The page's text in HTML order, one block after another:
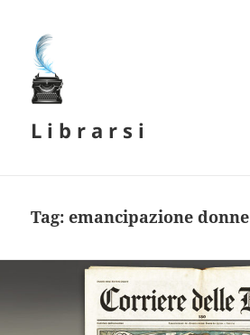
L i b r a r s i
Tag:emancipazione donne